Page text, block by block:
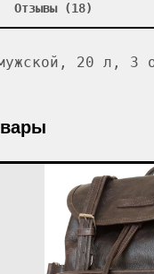
Отзывы (18)
20 л, 3